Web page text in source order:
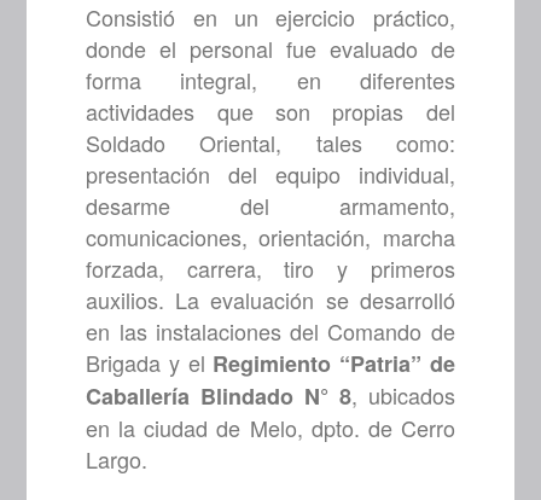
Consistió en un ejercicio práctico,
donde el personal fue evaluado de
forma integral, en diferentes
actividades que son propias del
Soldado Oriental, tales como:
presentación del equipo individual,
desarme del armamento,
comunicaciones, orientación, marcha
forzada, carrera, tiro y primeros
auxilios. La evaluación se desarrolló
en las instalaciones del Comando de
Brigada y el Regimiento “Patria” de
Caballería Blindado N° 8, ubicados
en la ciudad de Melo, dpto. de Cerro
Largo.